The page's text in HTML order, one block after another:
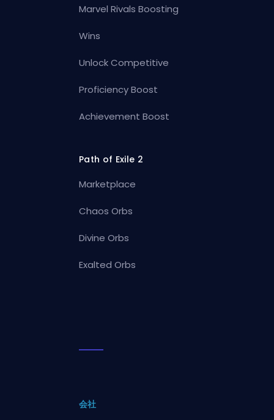
Marvel Rivals Boosting
Wins
Unlock Competitive
Proficiency Boost
Achievement Boost
Path of Exile 2
Marketplace
Chaos Orbs
Divine Orbs
Exalted Orbs
会社